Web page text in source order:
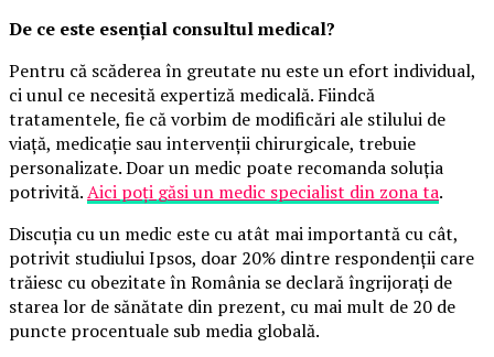
De ce este esențial consultul medical?
Pentru că scăderea în greutate nu este un efort individual,
ci unul ce necesită expertiză medicală. Fiindcă
tratamentele, fie că vorbim de modificări ale stilului de
viață, medicație sau intervenții chirurgicale, trebuie
personalizate. Doar un medic poate recomanda soluția
potrivită.Aici poți găsi un medic specialist din zona ta.
Discuția cu un medic este cu atât mai importantă cu cât,
potrivit studiului Ipsos, doar 20% dintre respondenții care
trăiesc cu obezitate în România se declară îngrijorați de
starea lor de sănătate din prezent, cu mai mult de 20 de
puncte procentuale sub media globală.